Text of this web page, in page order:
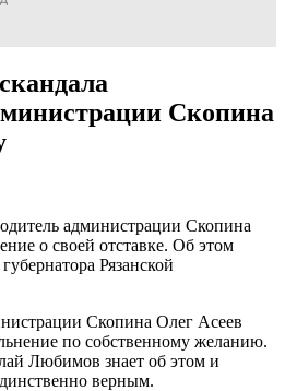
Скопина
администрации Скопина
о своей отставке. Об этом
Рязанской
Скопина Олег Асеев
по собственному желанию.
Любимов знает об этом и
верным.